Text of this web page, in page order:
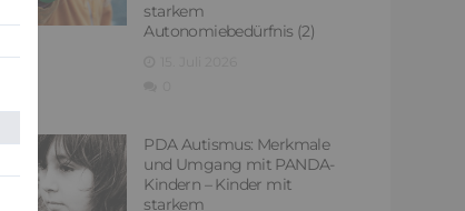
starkem
Autonomiebedürfnis (2)
PDA Autismus: Merkmale
und Umgang mit PANDA-
Kindern – Kinder mit
starkem